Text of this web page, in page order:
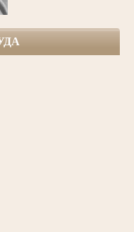
1975гг.
войны
суда с 1986 по 2013гг.
взятии Берлина.
войне 1941-